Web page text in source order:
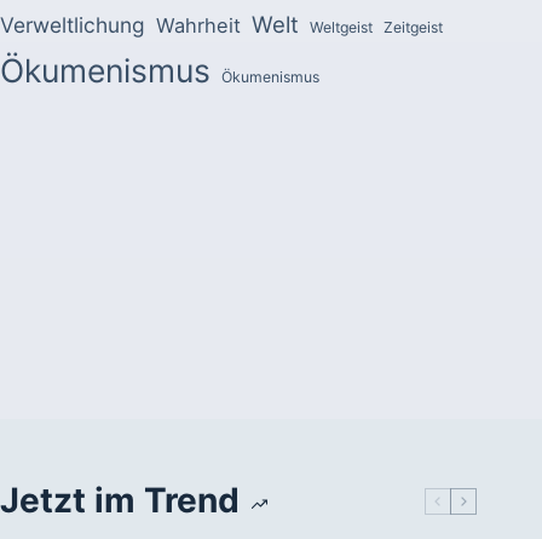
Verweltlichung Wahrheit Welt Weltgeist Zeitgeist
Ökumenismus Ökumenismus
Jetzt im Trend